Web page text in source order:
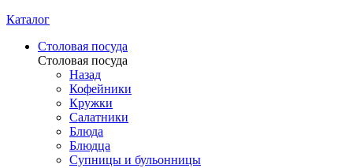
Каталог
Столовая посуда
Столовая посуда
Назад
Кофейники
Кружки
Салатники
Блюда
Блюдца
Супницы и бульонницы